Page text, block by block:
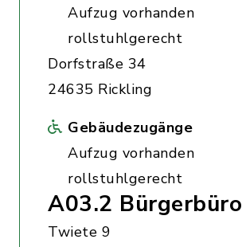
Aufzug vorhanden
rollstuhlgerecht
Dorfstraße 34
24635 Rickling
Gebäudezugänge
Aufzug vorhanden
rollstuhlgerecht
A03.2 Bürgerbüro
Twiete 9